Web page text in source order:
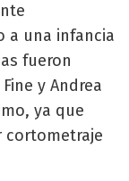
a una infancia
fueron
y Andrea
ya que
cortometraje